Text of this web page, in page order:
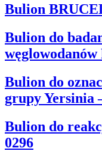
Bulion
Bulion do
węglowodanów
Bulion do
grupy Yersinia
Bulion do
0296